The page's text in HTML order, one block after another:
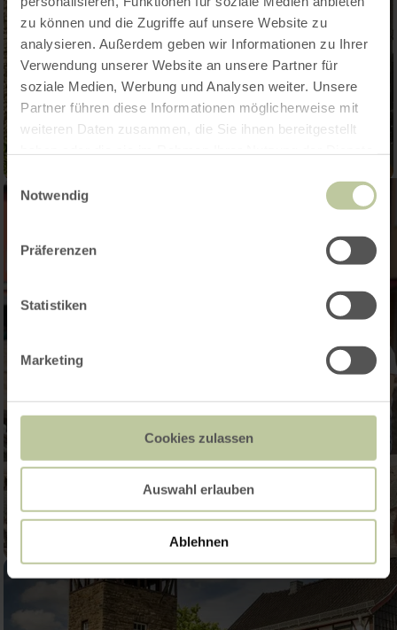
zu können und die Zugriffe auf unsere Website zu
analysieren. Außerdem geben wir Informationen zu Ihrer
Verwendung unserer Website an unsere Partner für
soziale Medien, Werbung und Analysen weiter. Unsere
Partner führen diese Informationen möglicherweise mit
weiteren Daten zusammen, die Sie ihnen bereitgestellt
Einwilligungsauswahl
Notwendig
Präferenzen
Statistiken
Marketing
Cookies zulassen
Auswahl erlauben
Ablehnen